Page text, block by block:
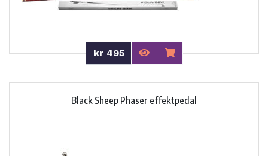
kr 495
Black Sheep Phaser effektpedal